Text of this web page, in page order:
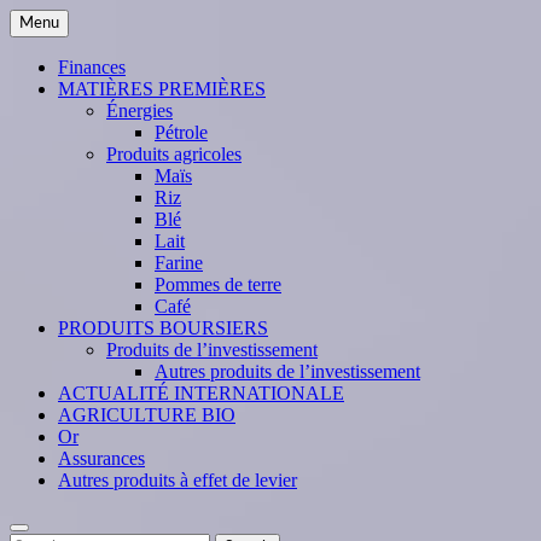
Skip
to
content
Menu
Finances
MATIÈRES PREMIÈRES
Énergies
Pétrole
Produits agricoles
Maïs
Riz
Blé
Lait
Farine
Pommes de terre
Café
PRODUITS BOURSIERS
Produits de l’investissement
Autres produits de l’investissement
ACTUALITÉ INTERNATIONALE
AGRICULTURE BIO
Or
Assurances
Autres produits à effet de levier
Search